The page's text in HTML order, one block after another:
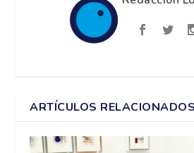
ARTÍCULOS RELACIONADOS